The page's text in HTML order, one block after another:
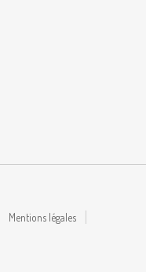
Mentions légales